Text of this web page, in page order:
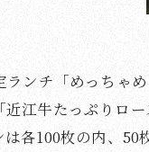
ンチ「めっちゃ
江牛たっぷりロ
各100枚の内、50